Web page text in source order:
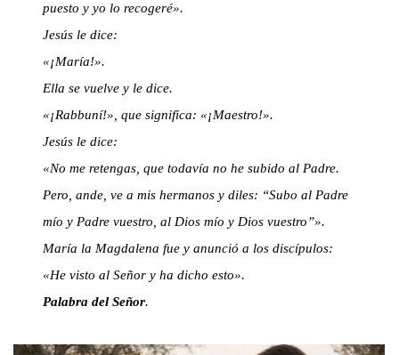
puesto y yo lo recogeré».
Jesús le dice:
«¡María!».
Ella se vuelve y le dice.
«¡Rabbuní!», que significa: «¡Maestro!».
Jesús le dice:
«No me retengas, que todavía no he subido al Padre.
Pero, ande, ve a mis hermanos y diles: “Subo al Padre
mío y Padre vuestro, al Dios mío y Dios vuestro”».
María la Magdalena fue y anunció a los discípulos:
«He visto al Señor y ha dicho esto».
Palabra del Señor.